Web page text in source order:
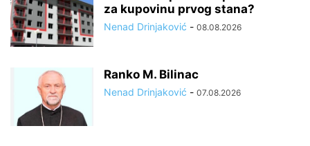
za kupovinu prvog stana?
Nenad Drinjaković - 08.08.2026
Ranko M. Bilinac
Nenad Drinjaković - 07.08.2026